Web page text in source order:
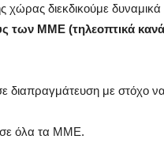
χώρας διεκδικούμε
των ΜΜΕ (τηλεοπτικά
διαπραγμάτευση με στόχο
σε όλα τα ΜΜΕ.